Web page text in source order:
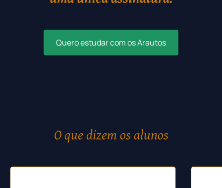
Quero estudar com os Arautos
O que dizem os alunos